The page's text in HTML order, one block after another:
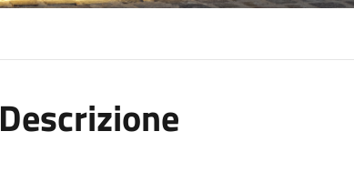
Descrizione